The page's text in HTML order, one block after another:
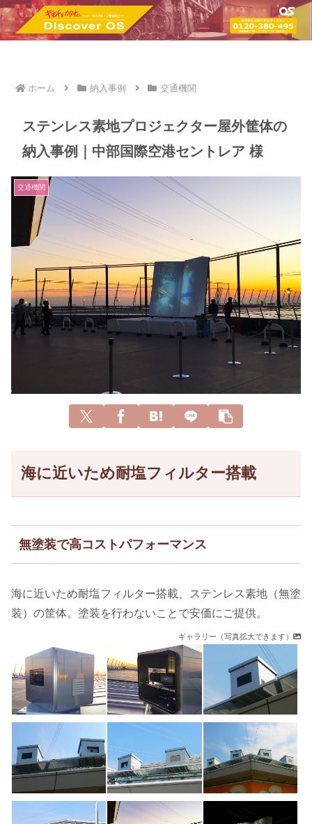
ホーム 納入事例 交通機関
ステンレス素地プロジェクター屋外筐体の
納入事例｜中部国際空港セントレア 様
交通機関
海に近いため耐塩フィルター搭載
無塗装で高コストパフォーマンス
海に近いため耐塩フィルター搭載、ステンレス素地（無塗
装）の筐体。塗装を行わないことで安価にご提供。
ギャラリー（写真拡大できます）